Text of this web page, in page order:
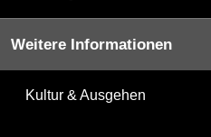
Weitere Informationen
Kultur & Ausgehen